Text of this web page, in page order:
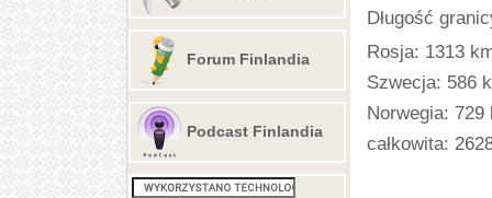
Forum Finlandia
Podcast Finlandia
Długość
Rosja: 1313
Szwecja: 586
Norwegia: 729
całkowita: